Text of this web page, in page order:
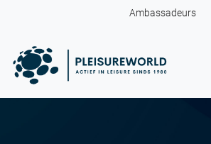
Ambassadeurs